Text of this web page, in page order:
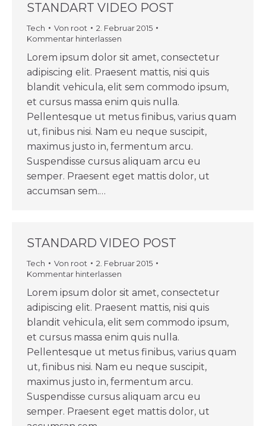
STANDART VIDEO POST
Tech Von root
2. Februar 2015
Kommentar hinterlassen
Lorem ipsum dolor sit amet, consectetur
adipiscing elit. Praesent mattis, nisi quis
blandit vehicula, elit sem commodo ipsum,
et cursus massa enim quis nulla.
Pellentesque ut metus finibus, varius quam
ut, finibus nisi. Nam eu neque suscipit,
maximus justo in, fermentum arcu.
Suspendisse cursus aliquam arcu eu
semper. Praesent eget mattis dolor, ut
accumsan sem.…
STANDARD VIDEO POST
Tech Von root
2. Februar 2015
Kommentar hinterlassen
Lorem ipsum dolor sit amet, consectetur
adipiscing elit. Praesent mattis, nisi quis
blandit vehicula, elit sem commodo ipsum,
et cursus massa enim quis nulla.
Pellentesque ut metus finibus, varius quam
ut, finibus nisi. Nam eu neque suscipit,
maximus justo in, fermentum arcu.
Suspendisse cursus aliquam arcu eu
semper. Praesent eget mattis dolor, ut